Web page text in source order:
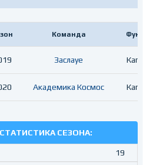
Команда
Заслауе
Академика Космос
СЕЗОНА:
19